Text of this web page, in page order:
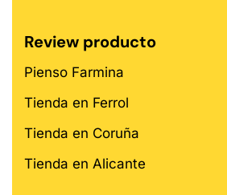
Review producto
Pienso Farmina
Tienda en Ferrol
Tienda en Coruña
Tienda en Alicante